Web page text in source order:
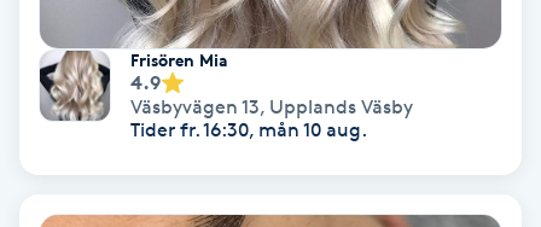
IPL hårborttagning
IR-massage
Japansk massage
Frisören Mia
4.9
Väsbyvägen 13, Upplands Väsby
Tider fr. 16:30, mån 10 aug.